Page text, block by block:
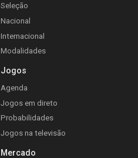
Seleção
Nacional
Internacional
Modalidades
Jogos
Agenda
Jogos em direto
Probabilidades
Jogos na televisão
Mercado